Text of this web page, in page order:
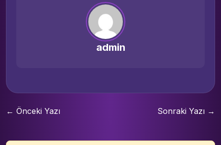
admin
← Önceki Yazı Sonraki Yazı →